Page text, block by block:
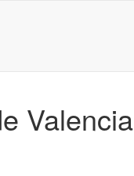
Valencia